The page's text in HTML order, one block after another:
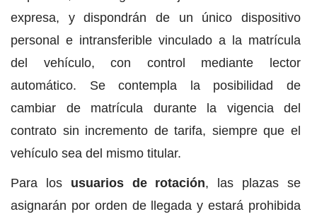
expresa, y dispondrán de un único dispositivo
personal e intransferible vinculado a la matrícula
del vehículo, con control mediante lector
automático. Se contempla la posibilidad de
cambiar de matrícula durante la vigencia del
contrato sin incremento de tarifa, siempre que el
vehículo sea del mismo titular.
Para los usuarios de rotación, las plazas se
asignarán por orden de llegada y estará prohibida